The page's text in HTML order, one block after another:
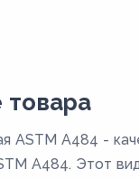
ASTM A484 -
A484. Этот